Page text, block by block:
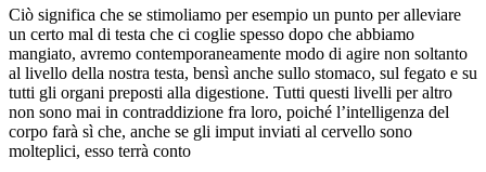
Ciò significa che se stimoliamo per esempio un punto per alleviare
un certo mal di testa che ci coglie spesso dopo che abbiamo
mangiato, avremo contemporaneamente modo di agire non soltanto
al livello della nostra testa, bensì anche sullo stomaco, sul fegato e su
tutti gli organi preposti alla digestione. Tutti questi livelli per altro
non sono mai in contraddizione fra loro, poiché l’intelligenza del
corpo farà sì che, anche se gli imput inviati al cervello sono
molteplici, esso terrà conto